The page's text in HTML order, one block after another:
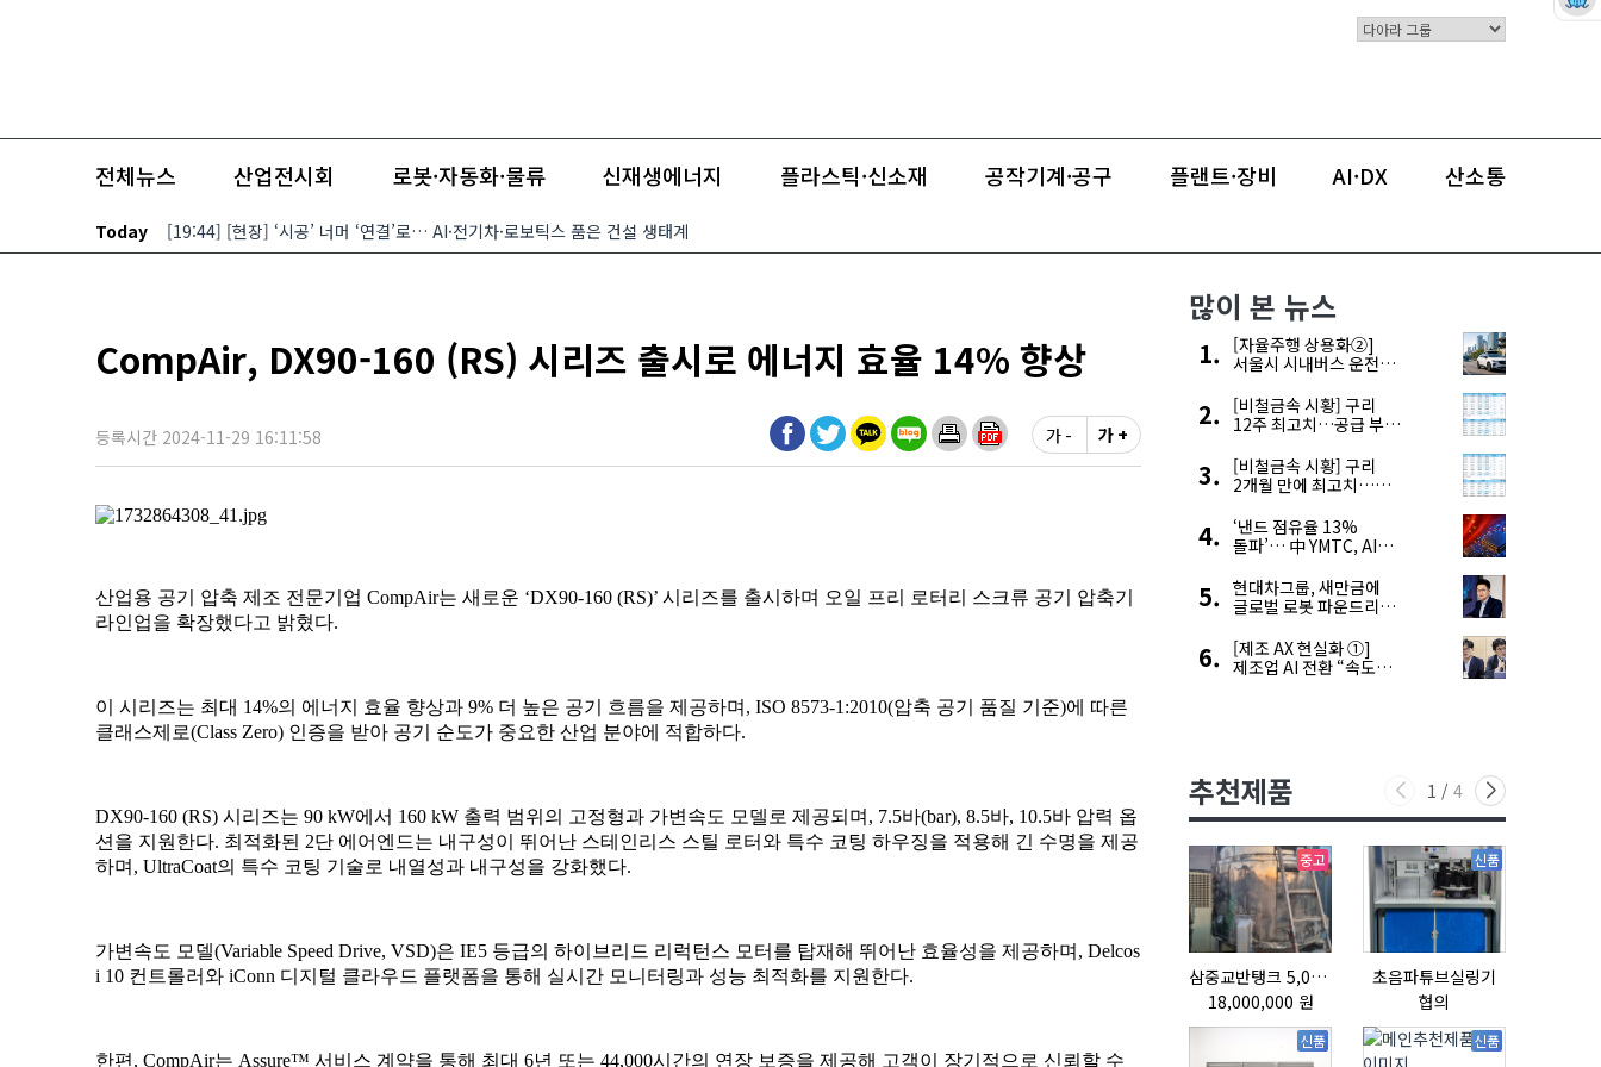
전체뉴스 산업전시회 로봇·자동화·물류 신재생에너지 플라스틱·신소재 공작기계·공구 플랜트·장비 AI·DX 산소통
Today [19:44] [현장] ‘시공’ 너머 ‘연결’로… AI·전기차·로보틱스 품은 건설 생태계
CompAir, DX90-160 (RS) 시리즈 출시로 에너지 효율 14% 향상
등록시간 2024-11-29 16:11:58 가 - 가 +
많이 본 뉴스
[자율주행 상용화②]
서울시 시내버스 운전자
해결한다
[비철금속 시황] 구리
12주 최고치…공급 부족
[비철금속 시황] 구리
2개월 만에 최고치…
우려 확대
‘낸드 점유율 13%
돌파’… 中 YMTC, AI
4위 맹추격
현대차그룹, 새만금에
글로벌 로봇 파운드리
[제조 AX 현실화 ①]
제조업 AI 전환 “속도와
추천제품 1 / 4
중고
삼중교반탱크 5,000L
18,000,000 원
신품
초음파튜브실링기
협의
신품 신품